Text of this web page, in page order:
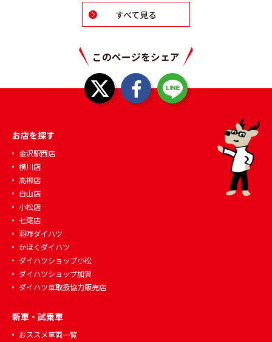
すべて見る
このページをシェア
お店を探す
金沢駅西店
横川店
高柳店
白山店
小松店
七尾店
羽咋ダイハツ
かほくダイハツ
ダイハツショップ小松
ダイハツショップ加賀
ダイハツ車取扱協力販売店
新車・試乗車
おススメ車両一覧